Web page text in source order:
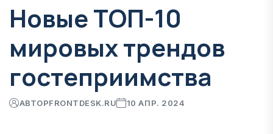
Новые ТОП-10
мировых трендов
гостеприимства
АВТОРFRONTDESK.RU 10 АПР. 2024